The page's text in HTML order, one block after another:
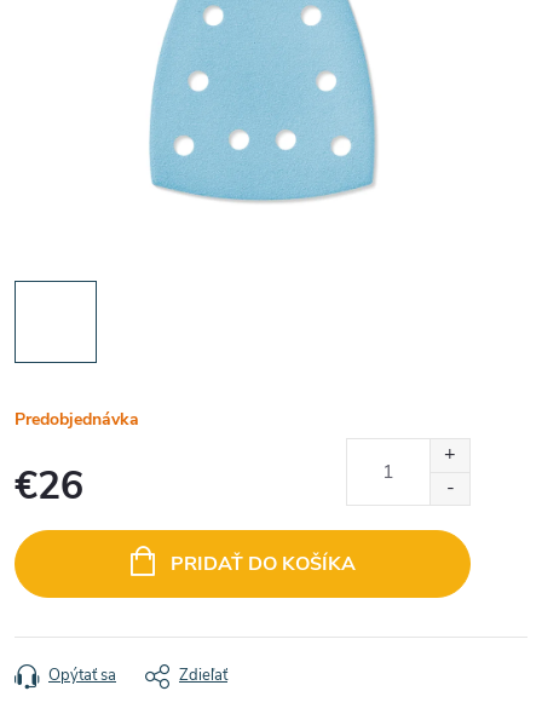
Predobjednávka
€26
cena:
PRIDAŤ DO KOŠÍKA
Opýtať sa Zdieľať